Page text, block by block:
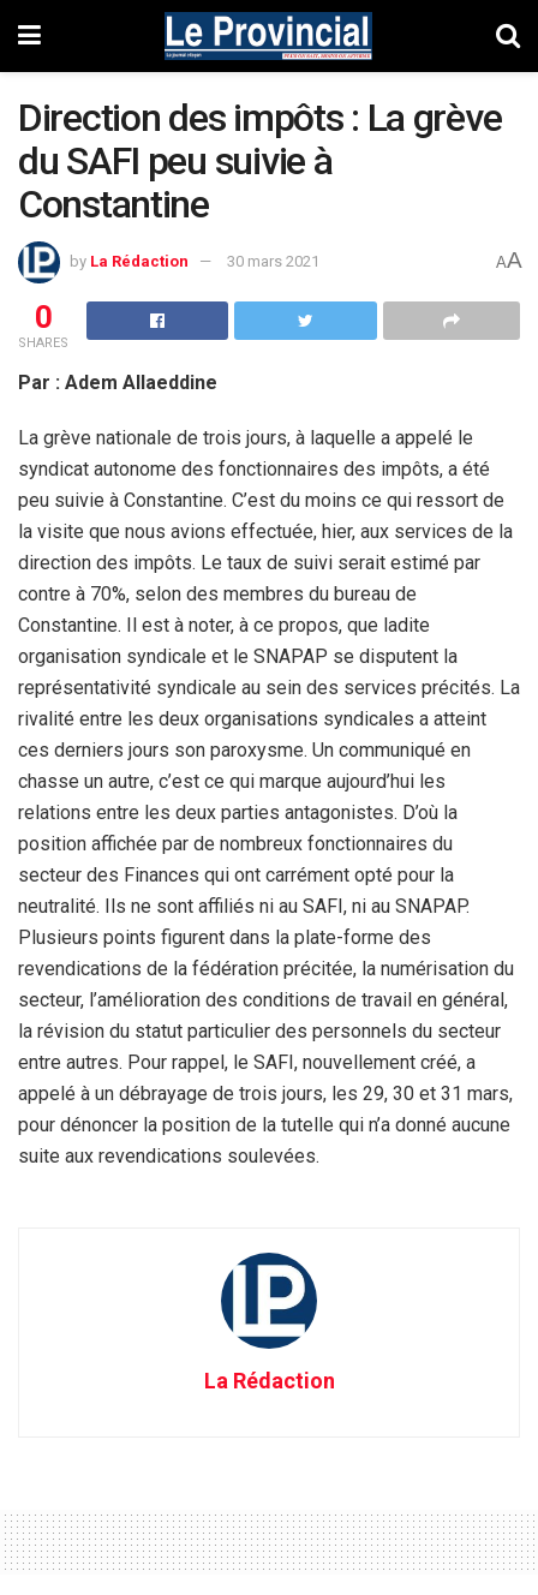
Direction des impôts : La grève
du SAFI peu suivie à
Constantine
by La Rédaction 30 mars 2021 AA
0
SHARES
Par : Adem Allaeddine
La grève nationale de trois jours, à laquelle a appelé le
syndicat autonome des fonctionnaires des impôts, a été
peu suivie à Constantine. C’est du moins ce qui ressort de
la visite que nous avions effectuée, hier, aux services de la
direction des impôts. Le taux de suivi serait estimé par
contre à 70%, selon des membres du bureau de
Constantine. Il est à noter, à ce propos, que ladite
organisation syndicale et le SNAPAP se disputent la
représentativité syndicale au sein des services précités. La
rivalité entre les deux organisations syndicales a atteint
ces derniers jours son paroxysme. Un communiqué en
chasse un autre, c’est ce qui marque aujourd’hui les
relations entre les deux parties antagonistes. D’où la
position affichée par de nombreux fonctionnaires du
secteur des Finances qui ont carrément opté pour la
neutralité. Ils ne sont affiliés ni au SAFI, ni au SNAPAP.
Plusieurs points figurent dans la plate-forme des
revendications de la fédération précitée, la numérisation du
secteur, l’amélioration des conditions de travail en général,
la révision du statut particulier des personnels du secteur
entre autres. Pour rappel, le SAFI, nouvellement créé, a
appelé à un débrayage de trois jours, les 29, 30 et 31 mars,
pour dénoncer la position de la tutelle qui n’a donné aucune
suite aux revendications soulevées.
La Rédaction